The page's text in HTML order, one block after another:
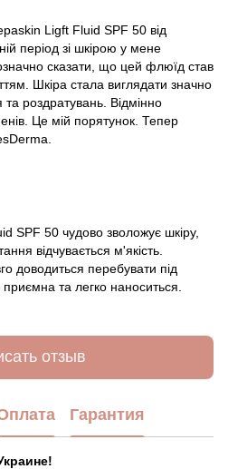
Ligft Fluid SPF 50 від
період зі шкірою у мене
сказати, що цей флюїд став
Шкіра стала виглядати значно
роздратувань. Відмінно
Це мій порятунок. Тепер
SPF 50 чудово зволожує шкіру,
відчувається м'якість.
доводиться перебувати під
та легко наноситься.
отзыв
Гарантия